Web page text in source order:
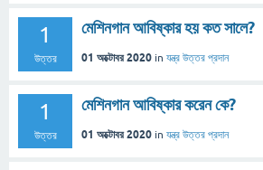
1
উত্তর
মেশিনগান আবিষ্কার হয় কত সালে?
01 অক্টোবর 2020 in যন্ত্র উত্তর প্রদান
1
উত্তর
মেশিনগান আবিষ্কার করেন কে?
01 অক্টোবর 2020 in যন্ত্র উত্তর প্রদান